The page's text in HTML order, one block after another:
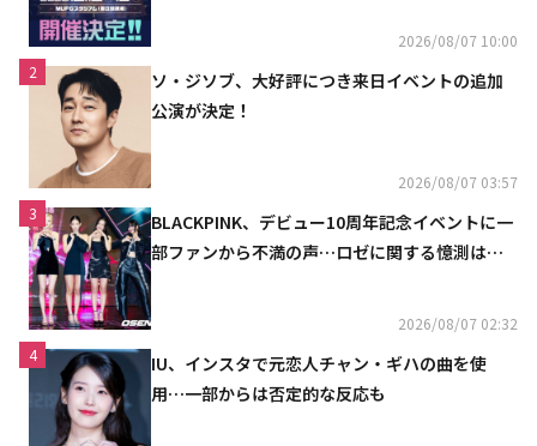
2026/08/07 10:00
2
ソ・ジソブ、大好評につき来日イベントの追加
公演が決定！
2026/08/07 03:57
3
BLACKPINK、デビュー10周年記念イベントに一
部ファンから不満の声…ロゼに関する憶測は否
2026/08/07 02:32
4
IU、インスタで元恋人チャン・ギハの曲を使
用…一部からは否定的な反応も